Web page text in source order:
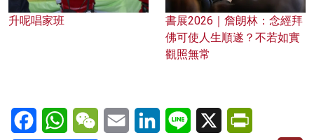
升呢唱家班
書展2026｜詹朗林：念經拜
佛可使人生順遂？不若如實
觀照無常
FacebookWhatsAppWeChatEmail LinkedInLine X